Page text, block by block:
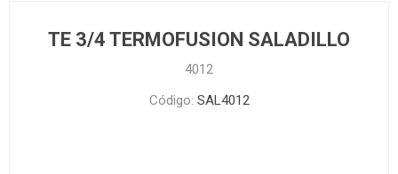
TE 3/4 TERMOFUSION SALADILLO
4012
Código: SAL4012